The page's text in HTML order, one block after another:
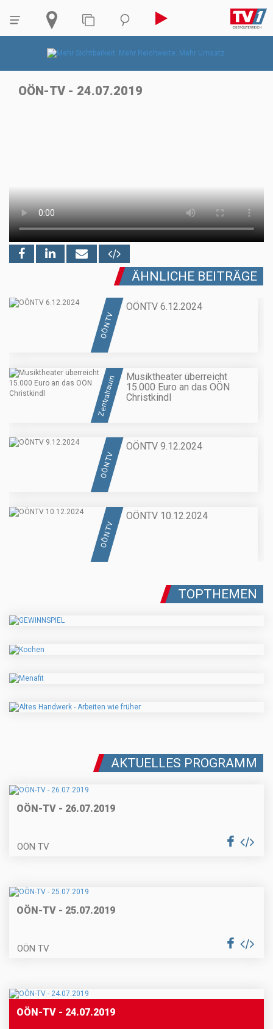
OÖN-TV - 24.07.2019
ÄHNLICHE BEITRÄGE
OÖN TV
OÖNTV 6.12.2024
Zentralraum
Musiktheater überreicht
15.000 Euro an das OÖN
Christkindl
OÖN TV
OÖNTV 9.12.2024
OÖN TV
OÖNTV 10.12.2024
TOPTHEMEN
AKTUELLES PROGRAMM
OÖN-TV - 26.07.2019
OÖN TV
OÖN-TV - 25.07.2019
OÖN TV
OÖN-TV - 24.07.2019